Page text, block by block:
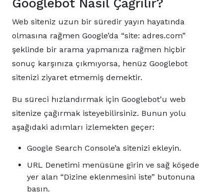
Googlebot Nasıl Çağrılır?
Web siteniz uzun bir süredir yayın hayatında
olmasına rağmen Google’da “site: adres.com”
şeklinde bir arama yapmanıza rağmen hiçbir
sonuç karşınıza çıkmıyorsa, henüz Googlebot
sitenizi ziyaret etmemiş demektir.
Bu süreci hızlandırmak için Googlebot’u web
sitenize çağırmak isteyebilirsiniz. Bunun yolu
aşağıdaki adımları izlemekten geçer:
Google Search Console’a sitenizi ekleyin.
URL Denetimi menüsüne girin ve sağ köşede
yer alan “Dizine eklenmesini iste” butonuna
basın.